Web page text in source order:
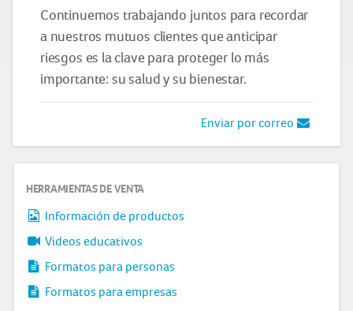
Continuemos trabajando juntos para recordar
a nuestros mutuos clientes que anticipar
riesgos es la clave para proteger lo más
importante: su salud y su bienestar.
Enviar por correo
HERRAMIENTAS DE VENTA
Información de productos
Videos educativos
Formatos para personas
Formatos para empresas